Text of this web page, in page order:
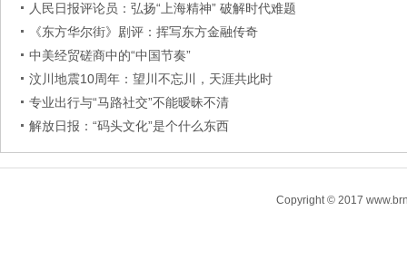
人民日报评论员：弘扬“上海精神” 破解时代难题
《东方华尔街》剧评：挥写东方金融传奇
中美经贸磋商中的“中国节奏”
汶川地震10周年：望川不忘川，天涯共此时
专业出行与“马路社交”不能暧昧不清
解放日报：“码头文化”是个什么东西
Copyright © 2017